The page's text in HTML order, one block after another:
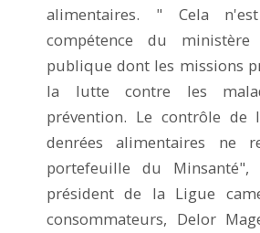
alimentaires. " Cela
compétence du
publique dont les missions
la lutte contre les
prévention. Le contrôle de
denrées alimentaires ne
portefeuille du
président de la Ligue
consommateurs, Delor